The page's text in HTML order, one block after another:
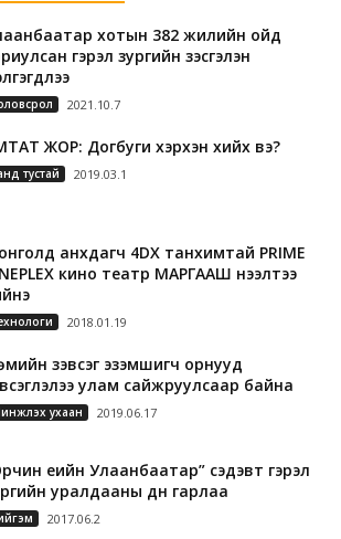
хотын 382 жилийн ойд
гэрэл зургийн үзэсгэлэн
2021.10.7
ЖОР: Догбуги хэрхэн хийх вэ?
тустай 2019.03.1
анхдагч 4DX танхимтай PRIME
кино театр МАРГААШ нээлтээ
2018.01.19
зэвсэг эзэмшигч орнууд
улам сайжруулсаар байна
ухаан 2019.06.17
үеийн Улаанбаатар” сэдэвт гэрэл
уралдааны дүн гарлаа
2017.06.2